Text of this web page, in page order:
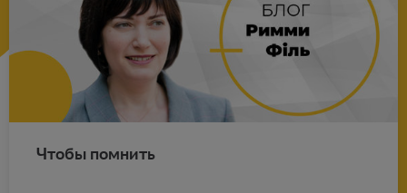
Чтобы пом­нить